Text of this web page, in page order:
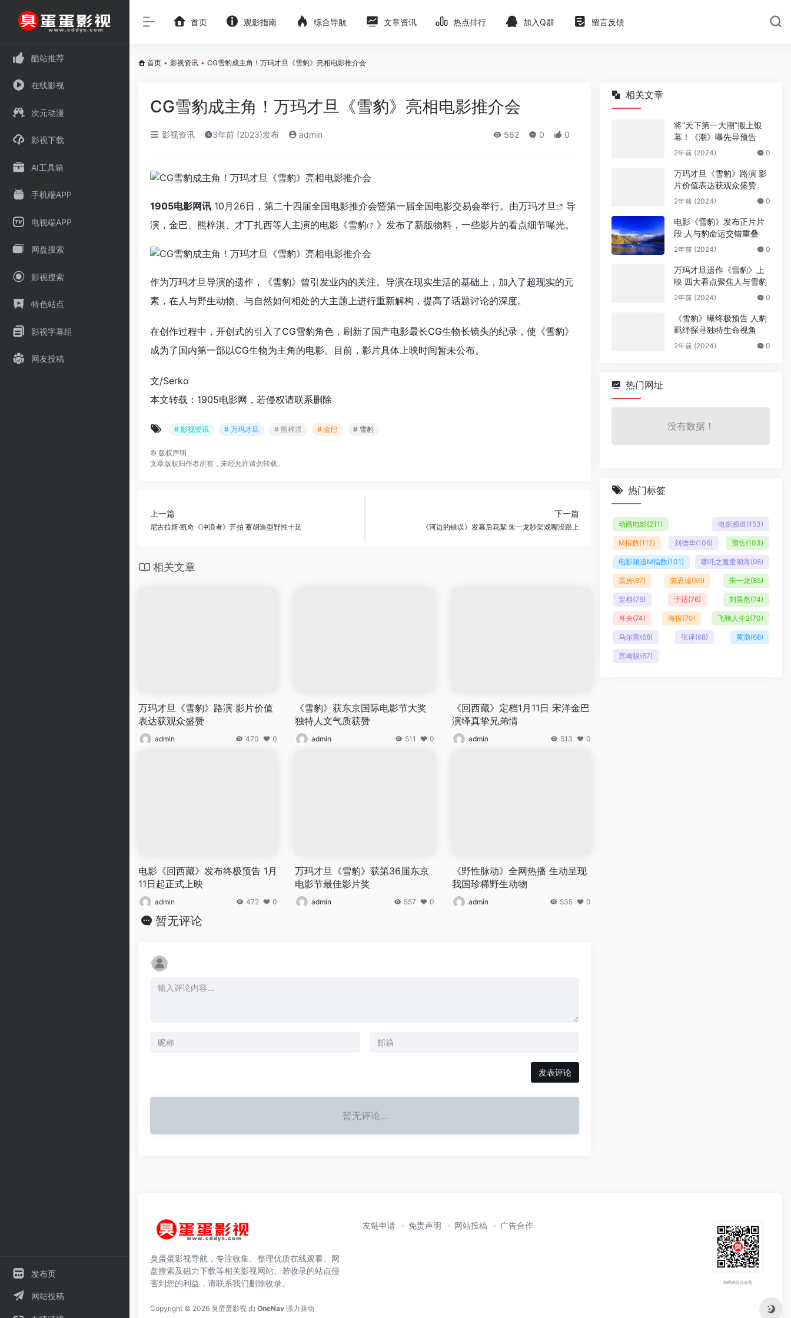
酷站推荐
在线影视
次元动漫
影视下载
AI工具箱
手机端APP
电视端APP
网盘搜索
影视搜索
特色站点
影视字幕组
网友投稿
发布页
网站投稿
首页 观影指南 综合导航 文章资讯 热点排行 加入Q群 留言反馈
首页 • 影视资讯 • CG雪豹成主角！万玛才旦《雪豹》亮相电影推介会
CG雪豹成主角！万玛才旦《雪豹》亮相电影推介会
影视资讯 3年前 (2023)发布 admin 562 0 0
1905电影网讯 10月26日，第二十四届全国电影推介会暨第一届全国电影交易会举行。由万玛才旦
导
演，金巴、熊梓淇、才丁扎西等人主演的电影《雪豹 》发布了新版物料，一些影片的看点细节曝光。
作为万玛才旦导演的遗作，《雪豹》曾引发业内的关注。导演在现实生活的基础上，加入了超现实的元
素，在人与野生动物、与自然如何相处的大主题上进行重新解构，提高了话题讨论的深度。
在创作过程中，开创式的引入了CG雪豹角色，刷新了国产电影最长CG生物长镜头的纪录，使《雪豹》
成为了国内第一部以CG生物为主角的电影。目前，影片具体上映时间暂未公布。
文/Serko
本文转载：1905电影网，若侵权请联系删除
# 影视资讯 # 万玛才旦 # 熊梓淇 # 金巴 # 雪豹
© 版权声明
文章版权归作者所有，未经允许请勿转载。
上一篇
尼古拉斯·凯奇《冲浪者》开拍 蓄胡造型野性十足
下一篇
《河边的错误》发幕后花絮 朱一龙吵架戏嘴没跟上
相关文章
万玛才旦《雪豹》路演 影片价值
表达获观众盛赞
admin 470 0
《雪豹》获东京国际电影节大奖
独特人文气质获赞
admin 511 0
《回西藏》定档1月11日 宋洋金巴
演绎真挚兄弟情
admin 513 0
电影《回西藏》发布终极预告 1月
11日起正式上映
admin 472 0
万玛才旦《雪豹》获第36届东京
电影节最佳影片奖
admin 557 0
《野性脉动》全网热播 生动呈现
我国珍稀野生动物
admin 535 0
暂无评论
发表评论
暂无评论...
相关文章
将“天下第一大潮”搬上银
幕！《潮》曝先导预告
2年前 (2024) 0
万玛才旦《雪豹》路演 影
片价值表达获观众盛赞
2年前 (2024) 0
电影《雪豹》发布正片片
段 人与豹命运交错重叠
2年前 (2024) 0
万玛才旦遗作《雪豹》上
映 四大看点聚焦人与雪豹
2年前 (2024) 0
《雪豹》曝终极预告 人豹
羁绊探寻独特生命视角
2年前 (2024) 0
热门网址
没有数据！
热门标签
动画电影(211) 电影频道(153)
M指数(112) 刘德华(106) 预告(103)
电影频道M指数(101) 哪吒之魔童闹海(98)
票房(87) 陈思诚(86) 朱一龙(85)
定档(76) 于适(76) 刘昊然(74)
肖央(74) 海报(70) 飞驰人生2(70)
乌尔善(68) 张译(68) 黄渤(68)
宫崎骏(67)
臭蛋蛋影视导航，专注收集、整理优质在线观看、网
盘搜索及磁力下载等相关影视网站。若收录的站点侵
害到您的利益，请联系我们删除收录。
友链申请 免责声明 网站投稿 广告合作
扫码关注公众号
Copyright © 2026 臭蛋蛋影视 由 OneNav 强力驱动